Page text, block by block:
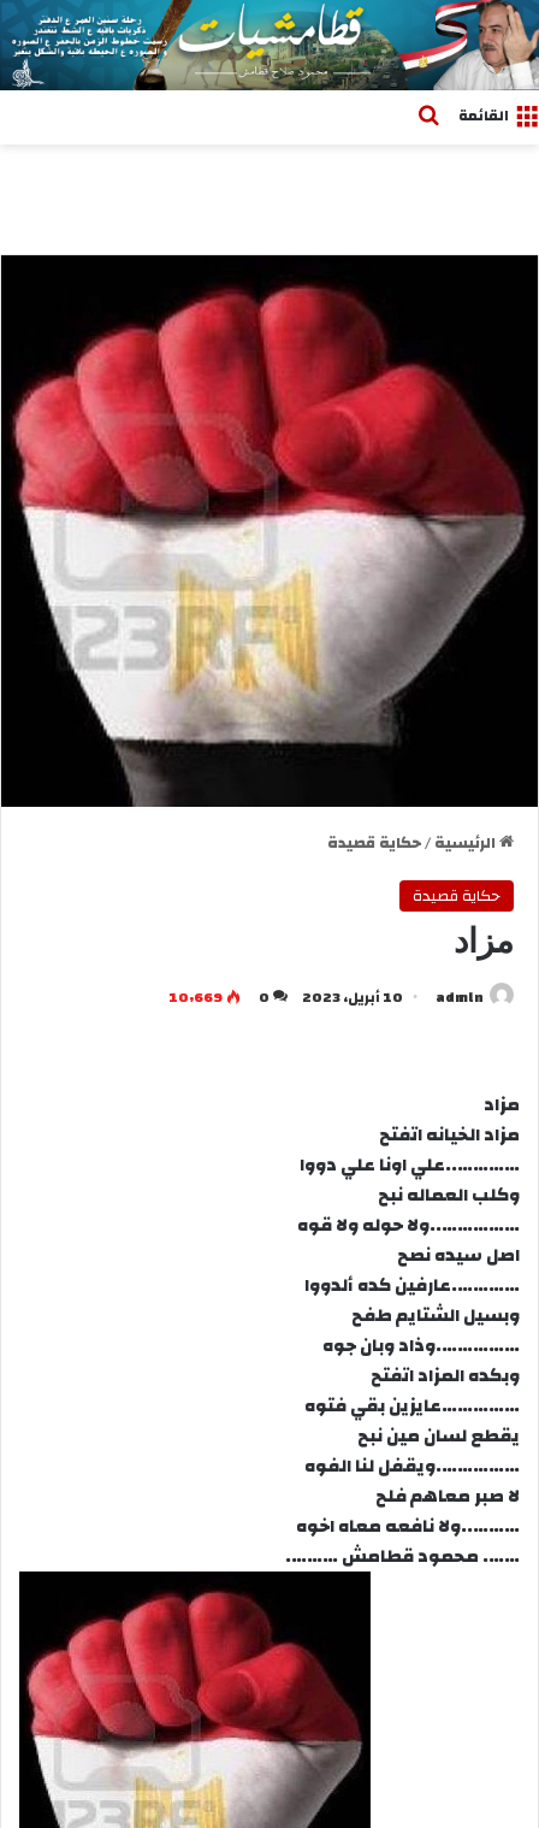
القائمة
الرئيسية/حكاية قصيدة
حكاية قصيدة
مزاد
admln 10 أبريل، 2023 0 10٬669
مزاد
مزاد الخيانه اتفتح
…………..علي اونا علي دووا
وكلب العماله نبح
……………..ولا حوله ولا قوه
اصل سيده نصح
………….عارفين كده ألدووا
وبسيل الشتايم طفح
…………….وذاد وبان جوه
وبكده المزاد اتفتح
……………عايزين بقي فتوه
يقطع لسان مين نبح
…………….ويقفل لنا الفوه
لا صبر معاهم فلح
………..ولا نافعه معاه اخوه
……. محمود قطامش ……….